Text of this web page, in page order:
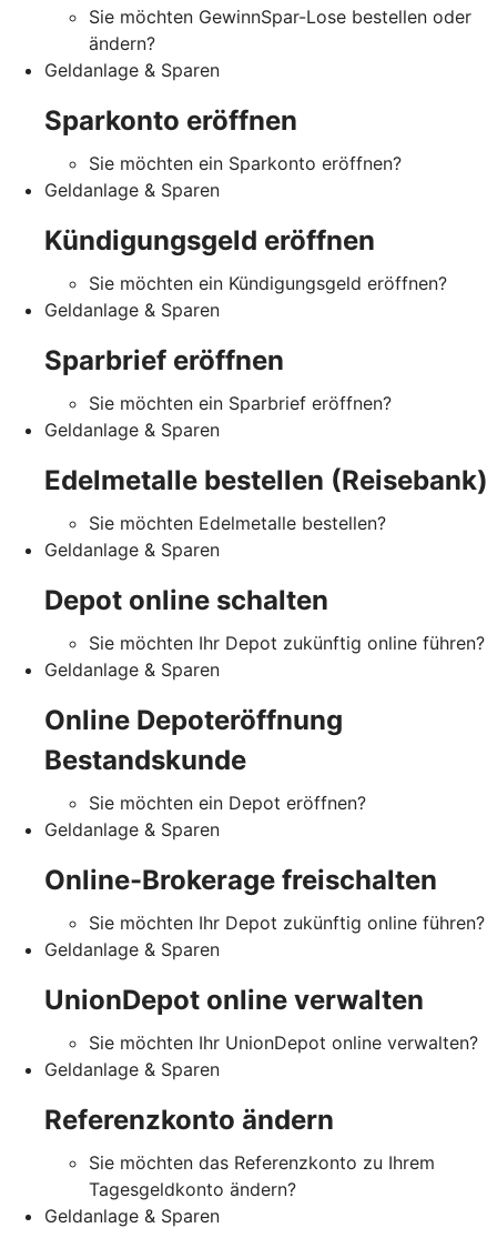
Sie möchten GewinnSpar-Lose bestellen oder
ändern?
Geldanlage & Sparen
Sparkonto eröffnen
Sie möchten ein Sparkonto eröffnen?
Geldanlage & Sparen
Kündigungsgeld eröffnen
Sie möchten ein Kündigungsgeld eröffnen?
Geldanlage & Sparen
Sparbrief eröffnen
Sie möchten ein Sparbrief eröffnen?
Geldanlage & Sparen
Edelmetalle bestellen (Reisebank)
Sie möchten Edelmetalle bestellen?
Geldanlage & Sparen
Depot online schalten
Sie möchten Ihr Depot zukünftig online führen?
Geldanlage & Sparen
Online Depoteröffnung
Bestandskunde
Sie möchten ein Depot eröffnen?
Geldanlage & Sparen
Online-Brokerage freischalten
Sie möchten Ihr Depot zukünftig online führen?
Geldanlage & Sparen
UnionDepot online verwalten
Sie möchten Ihr UnionDepot online verwalten?
Geldanlage & Sparen
Referenzkonto ändern
Sie möchten das Referenzkonto zu Ihrem
Tagesgeldkonto ändern?
Geldanlage & Sparen